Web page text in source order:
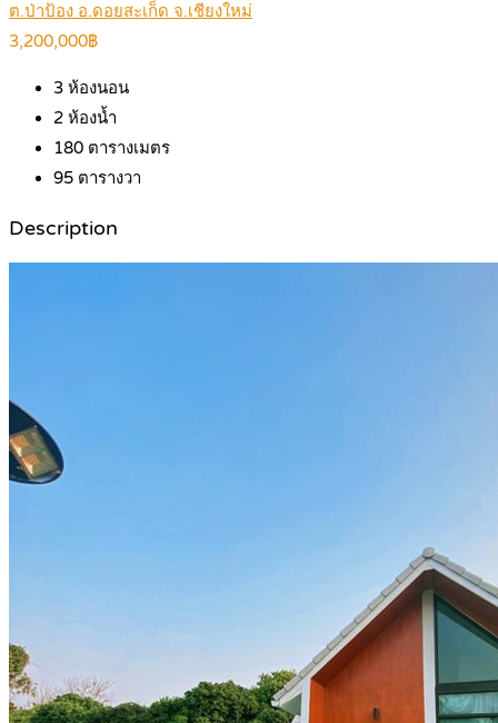
ต.ป่าป้อง อ.ดอยสะเก็ด จ.เชียงใหม่
3,200,000฿
3 ห้องนอน
2 ห้องน้ำ
180 ตารางเมตร
95 ตารางวา
Description